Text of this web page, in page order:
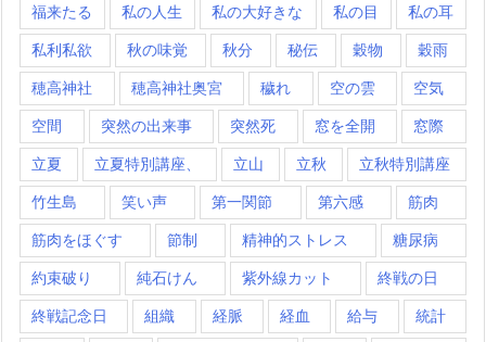
福来たる 私の人生 私の大好きな 私の目 私の耳
私利私欲 秋の味覚 秋分 秘伝 穀物 穀雨
穂高神社 穂高神社奥宮 穢れ 空の雲 空気
空間 突然の出来事 突然死 窓を全開 窓際
立夏 立夏特別講座、 立山 立秋 立秋特別講座
竹生島 笑い声 第一関節 第六感 筋肉
筋肉をほぐす 節制 精神的ストレス 糖尿病
約束破り 純石けん 紫外線カット 終戦の日
終戦記念日 組織 経脈 経血 給与 統計